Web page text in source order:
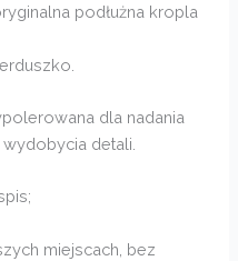
podłużna kropla
dla nadania
detali.
miejscach, bez